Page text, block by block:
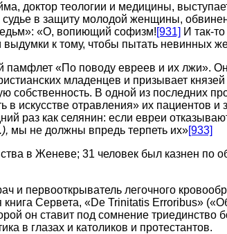
доктор теологии и медицины,
судье в защиту молодой женщины,
«О, вопиющий софизм![931] И так-
выдумки к тому, чтобы пытать невинных
памфлет «По поводу евреев и их лжи».
младенцев и призывает
собственность. В одной из последних
в искусстве отравления» их пациентов и
раз как селянин: если евреи
мы не должны впредь терпеть их»[933]
в Женеве; 31 человек был казнен по
и первооткрыватель легочного
Сервета, «De Trinitatis Erroribus»
он ставит под сомнение триединство
в глазах и католиков и протестантов.